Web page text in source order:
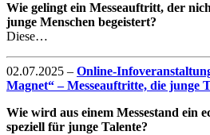
Wie gelingt ein Messeauftritt, der
junge Menschen begeistert?
Diese…
02.07.2025 – Online-
Magnet“ – Messeauftritte, die junge
Wie wird aus einem Messestand ein
speziell für junge Talente?